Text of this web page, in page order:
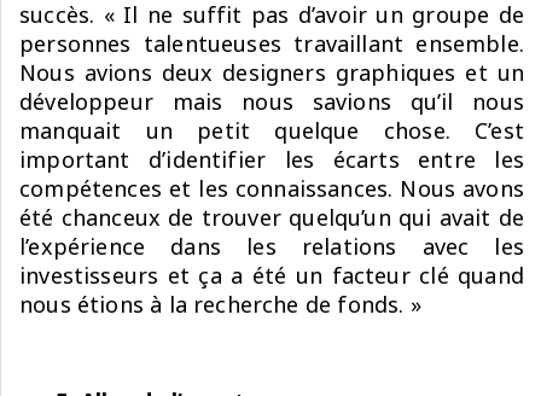
succès. « Il ne suffit pas d’avoir un groupe de
personnes talentueuses travaillant ensemble.
Nous avions deux designers graphiques et un
développeur mais nous savions qu’il nous
manquait un petit quelque chose. C’est
important d’identifier les écarts entre les
compétences et les connaissances. Nous avons
été chanceux de trouver quelqu’un qui avait de
l’expérience dans les relations avec les
investisseurs et ça a été un facteur clé quand
nous étions à la recherche de fonds. »